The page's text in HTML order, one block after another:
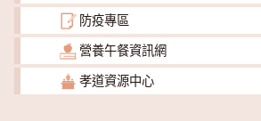
防疫專區
營養午餐資訊網
孝道資源中心